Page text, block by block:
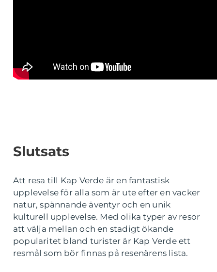
Slutsats
Att resa till Kap Verde är en fantastisk
upplevelse för alla som är ute efter en vacker
natur, spännande äventyr och en unik
kulturell upplevelse. Med olika typer av resor
att välja mellan och en stadigt ökande
popularitet bland turister är Kap Verde ett
resmål som bör finnas på resenärens lista.